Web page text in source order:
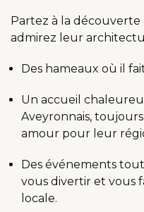
Partez à la
admirez leur
Des hameaux où il
Un accueil
Aveyronnais,
amour pour leur
Des événements
vous divertir et vous
locale.